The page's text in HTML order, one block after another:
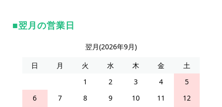
翌月の営業日
翌月(2026年9月)
日
月 火 水 木 金
土
1
2 3 4
5
6
7 8 9 10 11
12